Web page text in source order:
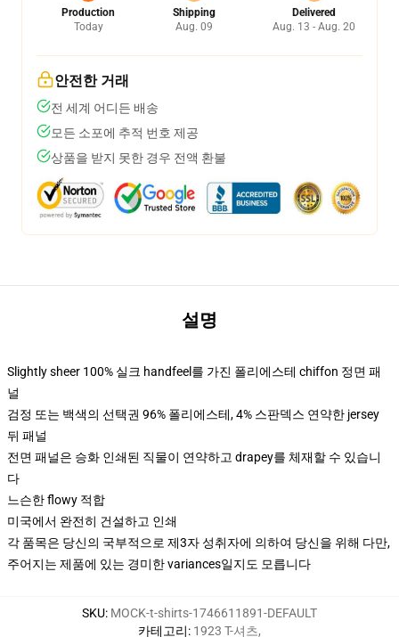
Production
Today
Shipping
Aug. 09
Delivered
Aug. 13 - Aug. 20
안전한 거래
전 세계 어디든 배송
모든 소포에 추적 번호 제공
상품을 받지 못한 경우 전액 환불
설명
Slightly sheer 100% 실크 handfeel를 가진 폴리에스테 chiffon 정면 패
널
검정 또는 백색의 선택권 96% 폴리에스테, 4% 스판덱스 연약한 jersey
뒤 패널
전면 패널은 승화 인쇄된 직물이 연약하고 drapey를 체재할 수 있습니
다
느슨한 flowy 적합
미국에서 완전히 건설하고 인쇄
각 품목은 당신의 국부적으로 제3자 성취자에 의하여 당신을 위해 다만,
주어지는 제품에 있는 경미한 variances일지도 모릅니다
SKU: MOCK-t-shirts-1746611891-DEFAULT
카테고리: 1923 T-셔츠,